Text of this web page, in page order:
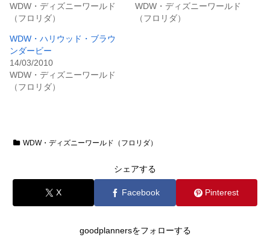
WDW・ディズニーワールド
（フロリダ）
WDW・ディズニーワールド
（フロリダ）
WDW・ハリウッド・ブラウ
ンダービー
14/03/2010
WDW・ディズニーワールド
（フロリダ）
WDW・ディズニーワールド（フロリダ）
シェアする
X Facebook Pinterest
goodplannersをフォローする